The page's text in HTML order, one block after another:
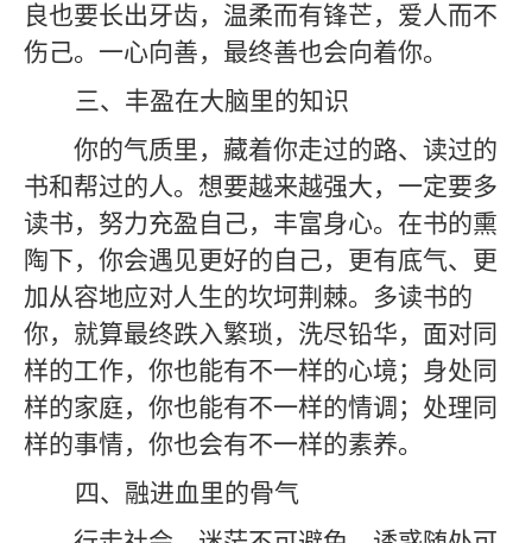
良也要长出牙齿，温柔而有锋芒，爱人而不
伤己。一心向善，最终善也会向着你。
三、 丰盈在大脑里的知识
你的气质里，藏着你走过的路、读过的
书和帮过的人。想要越来越强大，一定要多
读书，努力充盈自己，丰富身心。在书的熏
陶下，你会遇见更好的自己，更有底气、更
加从容地应对人生的坎坷荆棘。多读书的
你，就算最终跌入繁琐，洗尽铅华，面对同
样的工作，你也能有不一样的心境；身处同
样的家庭，你也能有不一样的情调；处理同
样的事情，你也会有不一样的素养。
四、 融进血里的骨气